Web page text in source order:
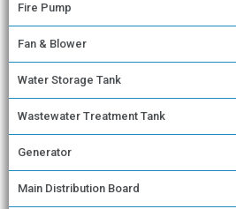
Fire Pump
Fan & Blower
Water Storage Tank
Wastewater Treatment Tank
Generator
Main Distribution Board